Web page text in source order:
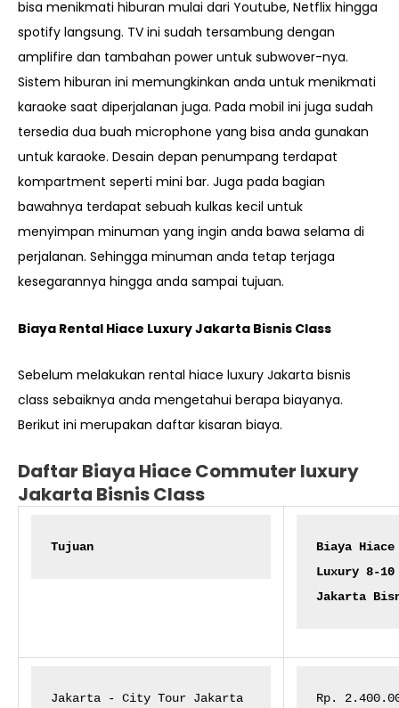
bisa menikmati hiburan mulai dari Youtube, Netflix hingga
spotify langsung. TV ini sudah tersambung dengan
amplifire dan tambahan power untuk subwover-nya.
Sistem hiburan ini memungkinkan anda untuk menikmati
karaoke saat diperjalanan juga. Pada mobil ini juga sudah
tersedia dua buah microphone yang bisa anda gunakan
untuk karaoke. Desain depan penumpang terdapat
kompartment seperti mini bar. Juga pada bagian
bawahnya terdapat sebuah kulkas kecil untuk
menyimpan minuman yang ingin anda bawa selama di
perjalanan. Sehingga minuman anda tetap terjaga
kesegarannya hingga anda sampai tujuan.
Biaya Rental Hiace Luxury Jakarta Bisnis Class
Sebelum melakukan rental hiace luxury Jakarta bisnis
class sebaiknya anda mengetahui berapa biayanya.
Berikut ini merupakan daftar kisaran biaya.
Daftar Biaya Hiace Commuter luxury
Jakarta Bisnis Class
Tujuan
Biaya Hiace
Luxury 8-
Jakarta
Jakarta - City Tour Jakarta Rp.